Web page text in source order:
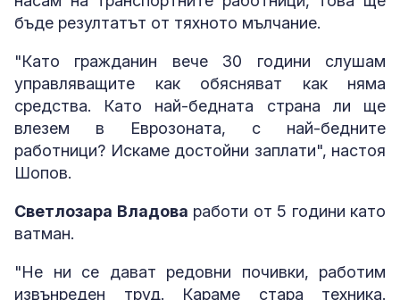
бъде резултатът от тяхното мълчание.
"Като гражданин вече 30 години слушам
управляващите как обясняват как няма
средства. Като най-бедната страна ли ще
влезем в Еврозоната, с най-бедните
работници? Искаме достойни заплати", настоя
Шопов.
Светлозара Владова работи от 5 години като
ватман.
"Не ни се дават редовни почивки, работим
извънреден труд. Караме стара техника.